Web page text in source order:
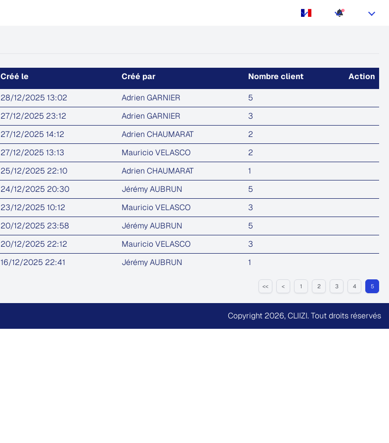
Créé le Créé par Nombre client Action
28/12/2025 13:02 Adrien GARNIER
5
27/12/2025 23:12 Adrien GARNIER
3
27/12/2025 14:12 Adrien CHAUMARAT
2
27/12/2025 13:13 Mauricio VELASCO
2
25/12/2025 22:10 Adrien CHAUMARAT
1
24/12/2025 20:30 Jérémy AUBRUN
5
23/12/2025 10:12 Mauricio VELASCO
3
20/12/2025 23:58 Jérémy AUBRUN
5
20/12/2025 22:12 Mauricio VELASCO
3
16/12/2025 22:41 Jérémy AUBRUN 1
<< < 1 2 3 4 5
Copyright 2026,CLIIZI. Tout droits réservés